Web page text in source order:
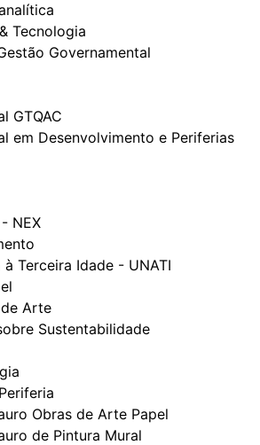
Tecnologia
Governamental
GTQAC
em Desenvolvimento e Periferias
NEX
Terceira Idade - UNATI
Arte
Sustentabilidade
Obras de Arte Papel
de Pintura Mural